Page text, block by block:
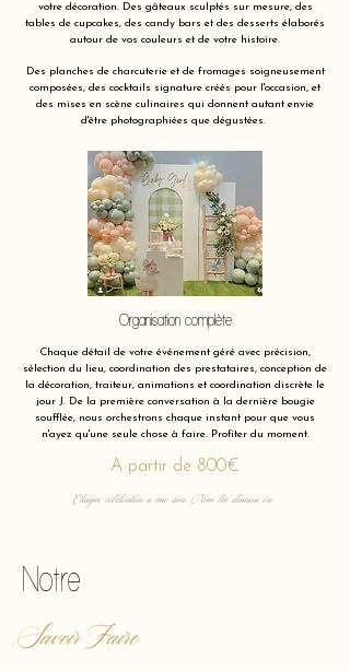
votre décoration. Des gâteaux sculptés sur mesure, des
tables de cupcakes, des candy bars et des desserts élaborés
autour de vos couleurs et de votre histoire.
Des planches de charcuterie et de fromages soigneusement
composées, des cocktails signature créés pour l'occasion, et
des mises en scène culinaires qui donnent autant envie
d'être photographiées que dégustées.
Organisation complète
Chaque détail de votre événement géré avec précision,
sélection du lieu, coordination des prestataires, conception de
la décoration, traiteur, animations et coordination discrète le
jour J. De la première conversation à la dernière bougie
soufflée, nous orchestrons chaque instant pour que vous
n'ayez qu'une seule chose à faire. Profiter du moment.
A partir de 800€
Chaque célébration a une âme. Nous lui donnons vie.
Notre
Savoir Faire